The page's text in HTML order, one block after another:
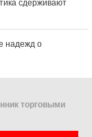
сдерживают
надежд о
торговыми